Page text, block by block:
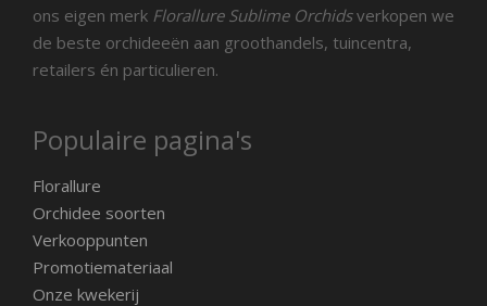
ons eigen merk Florallure Sublime Orchidsverkopen we
de beste orchideeën aan groothandels, tuincentra,
retailers én particulieren.
Populaire pagina's
Florallure
Orchidee soorten
Verkooppunten
Promotiemateriaal
Onze kwekerij